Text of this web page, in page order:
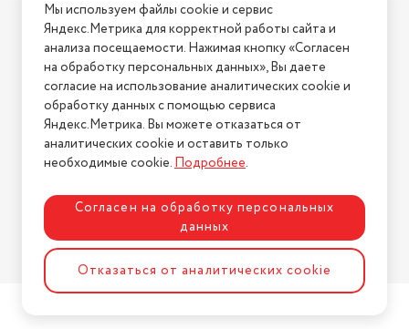
Условия возврата
Нашли ошибку на сайте? Напишите нам
2026 © Интернет-магазин "АстМаркет". У нас есть всё!
Политика конфиденциальности
Разработка сайтаASTDESIGN
Мы используем файлы cookie и сервис
Яндекс.Метрика для корректной работы сайта и
анализа посещаемости. Нажимая кнопку «Согласен
на обработку персональных данных», Вы даете
согласие на использование аналитических cookie и
обработку данных с помощью сервиса
Яндекс.Метрика. Вы можете отказаться от
аналитических cookie и оставить только
необходимые cookie.Подробнее.
Согласен на обработку персональных
данных
Отказаться от аналитических cookie